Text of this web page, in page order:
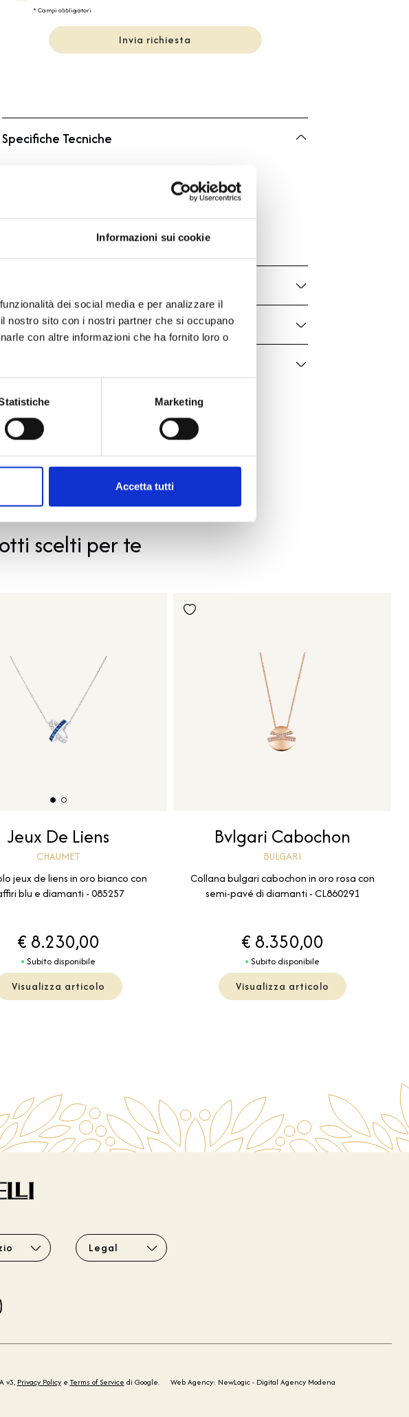
Informazioni sui cookie
dei social media e per analizzare il
nostro sito con i nostri partner che si occupano
con altre informazioni che ha fornito loro o
Marketing
Accetta tutti
* Campi obbligatori
Invia richiesta
Specifiche Tecniche
Donna
Metalli
scelti per te
Jeux De Liens
CHAUMET
jeux de liens in oro bianco con
blu e diamanti - 085257
€ 8.230,00
Subito disponibile
Visualizza articolo
Bvlgari Cabochon
BULGARI
Collana bulgari cabochon in oro rosa con
semi-pavé di diamanti - CL860291
€ 8.350,00
Subito disponibile
Visualizza articolo
Legal
v3, Privacy Policye Terms of Service di Google. Web Agency: NewLogic - Digital Agency Modena